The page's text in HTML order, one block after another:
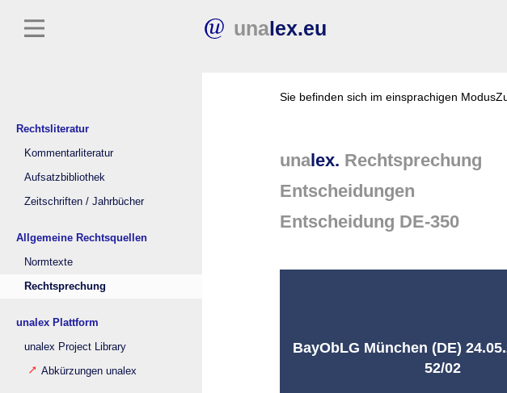
unalex.eu
Rechtsliteratur
Kommentarliteratur
Aufsatzbibliothek
Zeitschriften / Jahrbücher
Allgemeine Rechtsquellen
Normtexte
Rechtsprechung
unalex Plattform
unalex Project Library
Abkürzungen unalex
Sie befinden sich im einsprachigen Modus
unalex. Rechtsprechung
Entscheidungen
Entscheidung DE-350
BayObLG München (DE)
52/02